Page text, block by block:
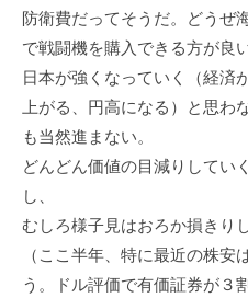
防衛費だってそうだ。どうぜ
で戦闘機を購入できる方が良
日本が強くなっていく（経済
上がる、円高になる）と思わ
も当然進まない。
どんどん価値の目減りしてい
し、
むしろ様子見はおろか損きり
（ここ半年、特に最近の株安
う。ドル評価で有価証券が３